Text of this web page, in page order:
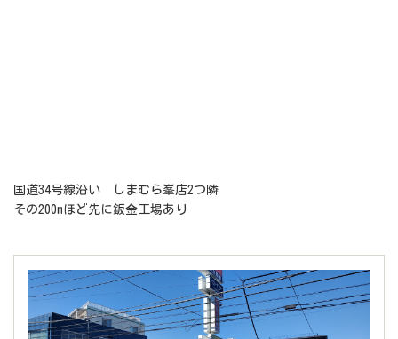
国道34号線沿い しまむら峯店2つ隣
その200mほど先に鈑金工場あり